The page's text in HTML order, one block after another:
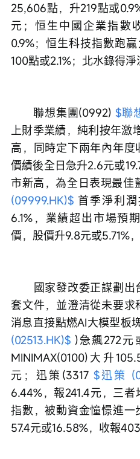
25,606點，升219點或
元；恒生中國企業指數
0.9%；恒生科技指數跑
100點或2.1%；北水錄得
聯想集團(0992) $聯
上財季業績，純利按年激
高，同時定下兩年內年
價績後全日急升2.6元或
市新高，為全日表現最
(09999.HK)$ 首季淨利
6.1%，業績超出市場預
價，股價升9.8元或5.71%
國家發改委正謀劃出
套文件，並澄清從未要求
消息直接點燃AI大模型板
(02513.HK)$ )急飆272元
MINIMAX(0100)大升
元；迅策(3317 $迅策
6.44%，報241.4元，三
指數，被動資金憧憬進
57.4元或16.58%，收報